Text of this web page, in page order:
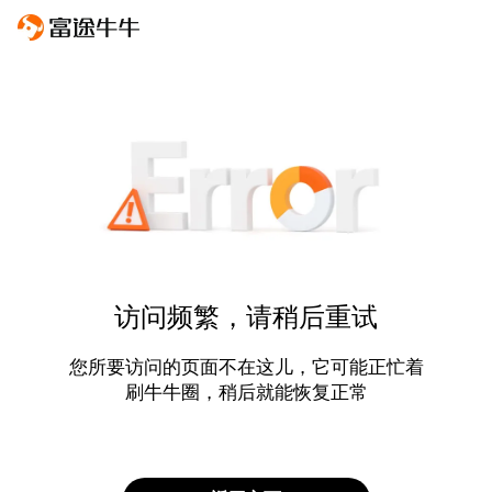
访问频繁，请稍后重试
您所要访问的页面不在这儿，它可能正忙着
刷牛牛圈，稍后就能恢复正常